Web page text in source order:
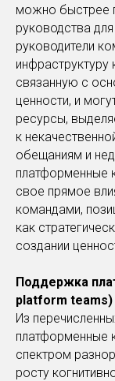
можно быстрее
руководства
руководители
связанную с
ценности, и
ресурсы,
к
обещаниям и
платформенные
свое прямое
командами,
как
создании
Поддержка
platform teams)
Из
платформенные
спектром
росту